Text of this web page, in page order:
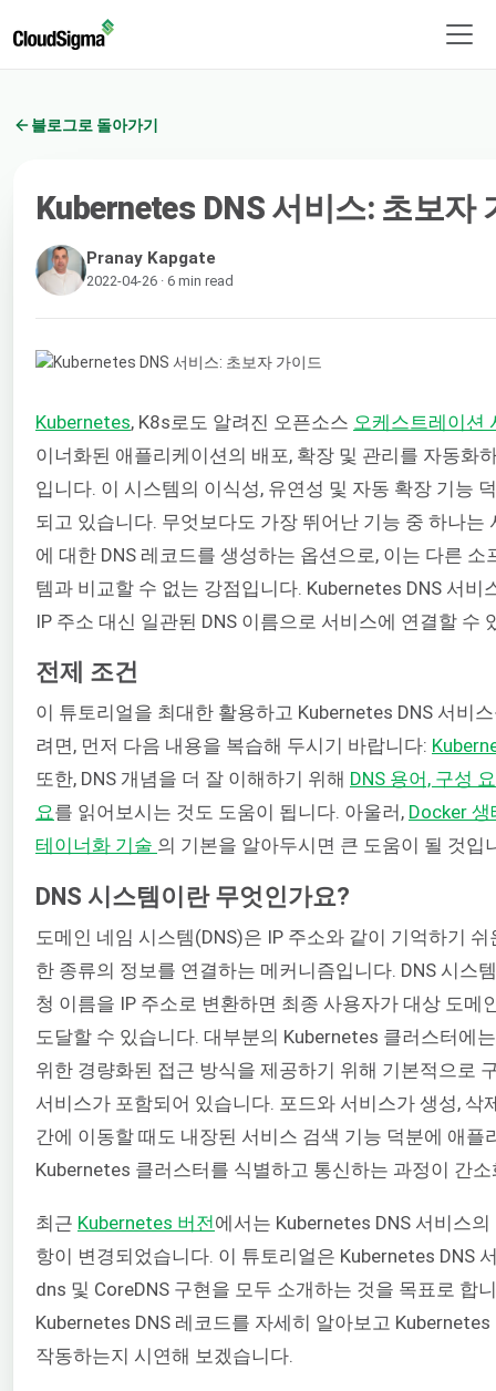
블로그로 돌아가기
Kubernetes DNS 서비스: 초보자
Pranay Kapgate
2022-04-26 · 6 min read
Kubernetes, K8s로도 알려진 오픈소스 오케스트레이션
이너화된 애플리케이션의 배포, 확장 및 관리를 자동화
입니다. 이 시스템의 이식성, 유연성 및 자동 확장 기능
되고 있습니다. 무엇보다도 가장 뛰어난 기능 중 하나는
에 대한 DNS 레코드를 생성하는 옵션으로, 이는 다른 소
템과 비교할 수 없는 강점입니다. Kubernetes DNS 서비
IP 주소 대신 일관된 DNS 이름으로 서비스에 연결할 수
전제 조건
이 튜토리얼을 최대한 활용하고 Kubernetes DNS 서비
려면, 먼저 다음 내용을 복습해 두시기 바랍니다:
또한, DNS 개념을 더 잘 이해하기 위해 DNS 용어, 구성
요를 읽어보시는 것도 도움이 됩니다. 아울러, Docker
테이너화 기술 의 기본을 알아두시면 큰 도움이 될 것입
DNS 시스템이란 무엇인가요?
도메인 네임 시스템(DNS)은 IP 주소와 같이 기억하기
한 종류의 정보를 연결하는 메커니즘입니다. DNS 시스
청 이름을 IP 주소로 변환하면 최종 사용자가 대상 도메
도달할 수 있습니다. 대부분의 Kubernetes 클러스터에
위한 경량화된 접근 방식을 제공하기 위해 기본적으로
서비스가 포함되어 있습니다. 포드와 서비스가 생성, 삭
간에 이동할 때도 내장된 서비스 검색 기능 덕분에 애플
Kubernetes 클러스터를 식별하고 통신하는 과정이 간
최근 Kubernetes 버전에서는 Kubernetes DNS 서비스
항이 변경되었습니다. 이 튜토리얼은 Kubernetes DNS
dns 및 CoreDNS 구현을 모두 소개하는 것을 목표로 합
Kubernetes DNS 레코드를 자세히 알아보고 Kubernetes
작동하는지 시연해 보겠습니다.